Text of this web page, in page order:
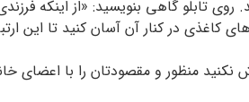
روی تابلو گاهی بنویسید: «از اینکه
کاغذی در کنار آن آسان کنید تا این
منظور و مقصودتان را با اعضای